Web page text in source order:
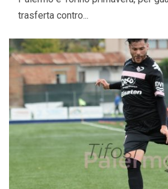
trasferta contro...